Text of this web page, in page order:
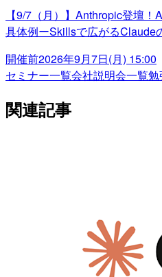
【9/7（月）】Anthropic登壇
具体例ーSkillsで広がるClaude
開催前2026年9月7日(月) 15:00
セミナー一覧会社説明会一覧勉
関連記事